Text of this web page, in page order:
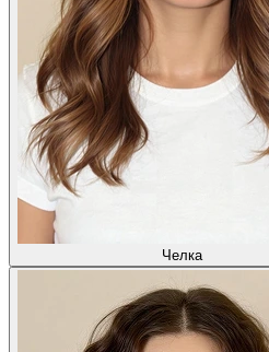
Челка